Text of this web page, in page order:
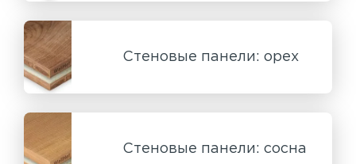
Стеновые панели: орех
Стеновые панели: сосна